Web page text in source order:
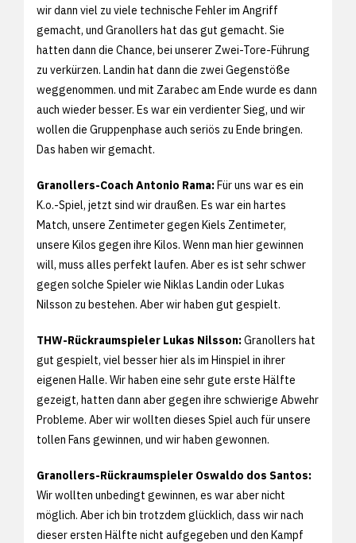
wir dann viel zu viele technische Fehler im Angriff
gemacht, und Granollers hat das gut gemacht. Sie
hatten dann die Chance, bei unserer Zwei-Tore-Führung
zu verkürzen. Landin hat dann die zwei Gegenstöße
weggenommen. und mit Zarabec am Ende wurde es dann
auch wieder besser. Es war ein verdienter Sieg, und wir
wollen die Gruppenphase auch seriös zu Ende bringen.
Das haben wir gemacht.
Granollers-Coach Antonio Rama:Für uns war es ein
K.o.-Spiel, jetzt sind wir draußen. Es war ein hartes
Match, unsere Zentimeter gegen Kiels Zentimeter,
unsere Kilos gegen ihre Kilos. Wenn man hier gewinnen
will, muss alles perfekt laufen. Aber es ist sehr schwer
gegen solche Spieler wie Niklas Landin oder Lukas
Nilsson zu bestehen. Aber wir haben gut gespielt.
THW-Rückraumspieler Lukas Nilsson:Granollers hat
gut gespielt, viel besser hier als im Hinspiel in ihrer
eigenen Halle. Wir haben eine sehr gute erste Hälfte
gezeigt, hatten dann aber gegen ihre schwierige Abwehr
Probleme. Aber wir wollten dieses Spiel auch für unsere
tollen Fans gewinnen, und wir haben gewonnen.
Granollers-Rückraumspieler Oswaldo dos Santos:
Wir wollten unbedingt gewinnen, es war aber nicht
möglich. Aber ich bin trotzdem glücklich, dass wir nach
dieser ersten Hälfte nicht aufgegeben und den Kampf